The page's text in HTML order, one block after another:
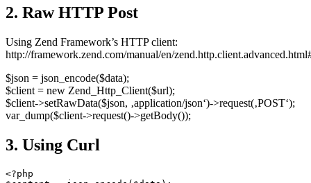
2. Raw HTTP Post
Using Zend Framework’s HTTP client:
http://framework.zend.com/manual/en/
$json = json_encode($data);
$client = new Zend_Http_Client($url);
$client->setRawData($json, ‚application/json‘)->request(‚POST‘);
var_dump($client->request()->getBody());
3. Using Curl
<?php